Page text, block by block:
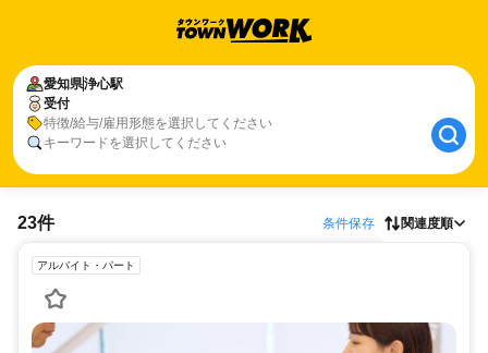
愛知県浄心駅
受付
特徴/給与/雇用形態を選択してください
キーワードを選択してください
23件 条件保存 関連度順
アルバイト・パート